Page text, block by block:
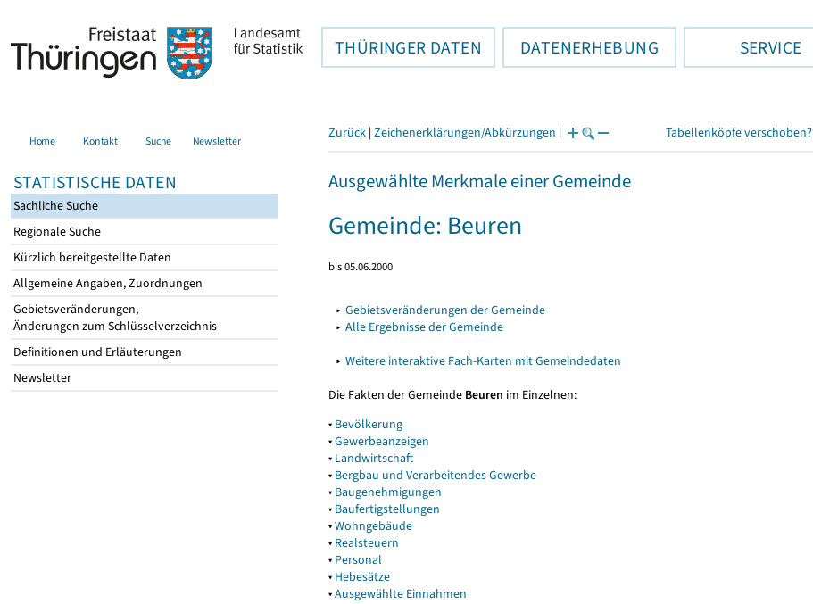
THÜRINGER DATEN DATENERHEBUNG SERVICE
Home Kontakt Suche Newsletter
STATISTISCHE DATEN
Sachliche Suche
Regionale Suche
Kürzlich bereitgestellte Daten
Allgemeine Angaben, Zuordnungen
Gebietsveränderungen,
Änderungen zum Schlüsselverzeichnis
Definitionen und Erläuterungen
Newsletter
Zurück | Zeichenerklärungen/Abkürzungen | Tabellenköpfe verschoben?
Ausgewählte Merkmale einer Gemeinde
Gemeinde: Beuren
bis 05.06.2000
▸ Gebietsveränderungen der Gemeinde
▸ Alle Ergebnisse der Gemeinde
▸ Weitere interaktive Fach-Karten mit Gemeindedaten
Die Fakten der Gemeinde Beuren im Einzelnen:
▾ Bevölkerung
▾Gewerbeanzeigen
▾ Landwirtschaft
▾ Bergbau und Verarbeitendes Gewerbe
▾ Baugenehmigungen
▾ Baufertigstellungen
▾Wohngebäude
▾ Realsteuern
▾ Personal
▾ Hebesätze
▾Ausgewählte Einnahmen